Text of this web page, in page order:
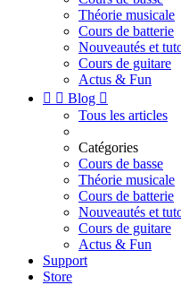
Théorie musicale
Cours de batterie
Nouveautés et
Cours de guitare
Actus & Fun
  Blog 
Tous les articles
Catégories
Cours de basse
Théorie musicale
Cours de batterie
Nouveautés et
Cours de guitare
Actus & Fun
Support
Store